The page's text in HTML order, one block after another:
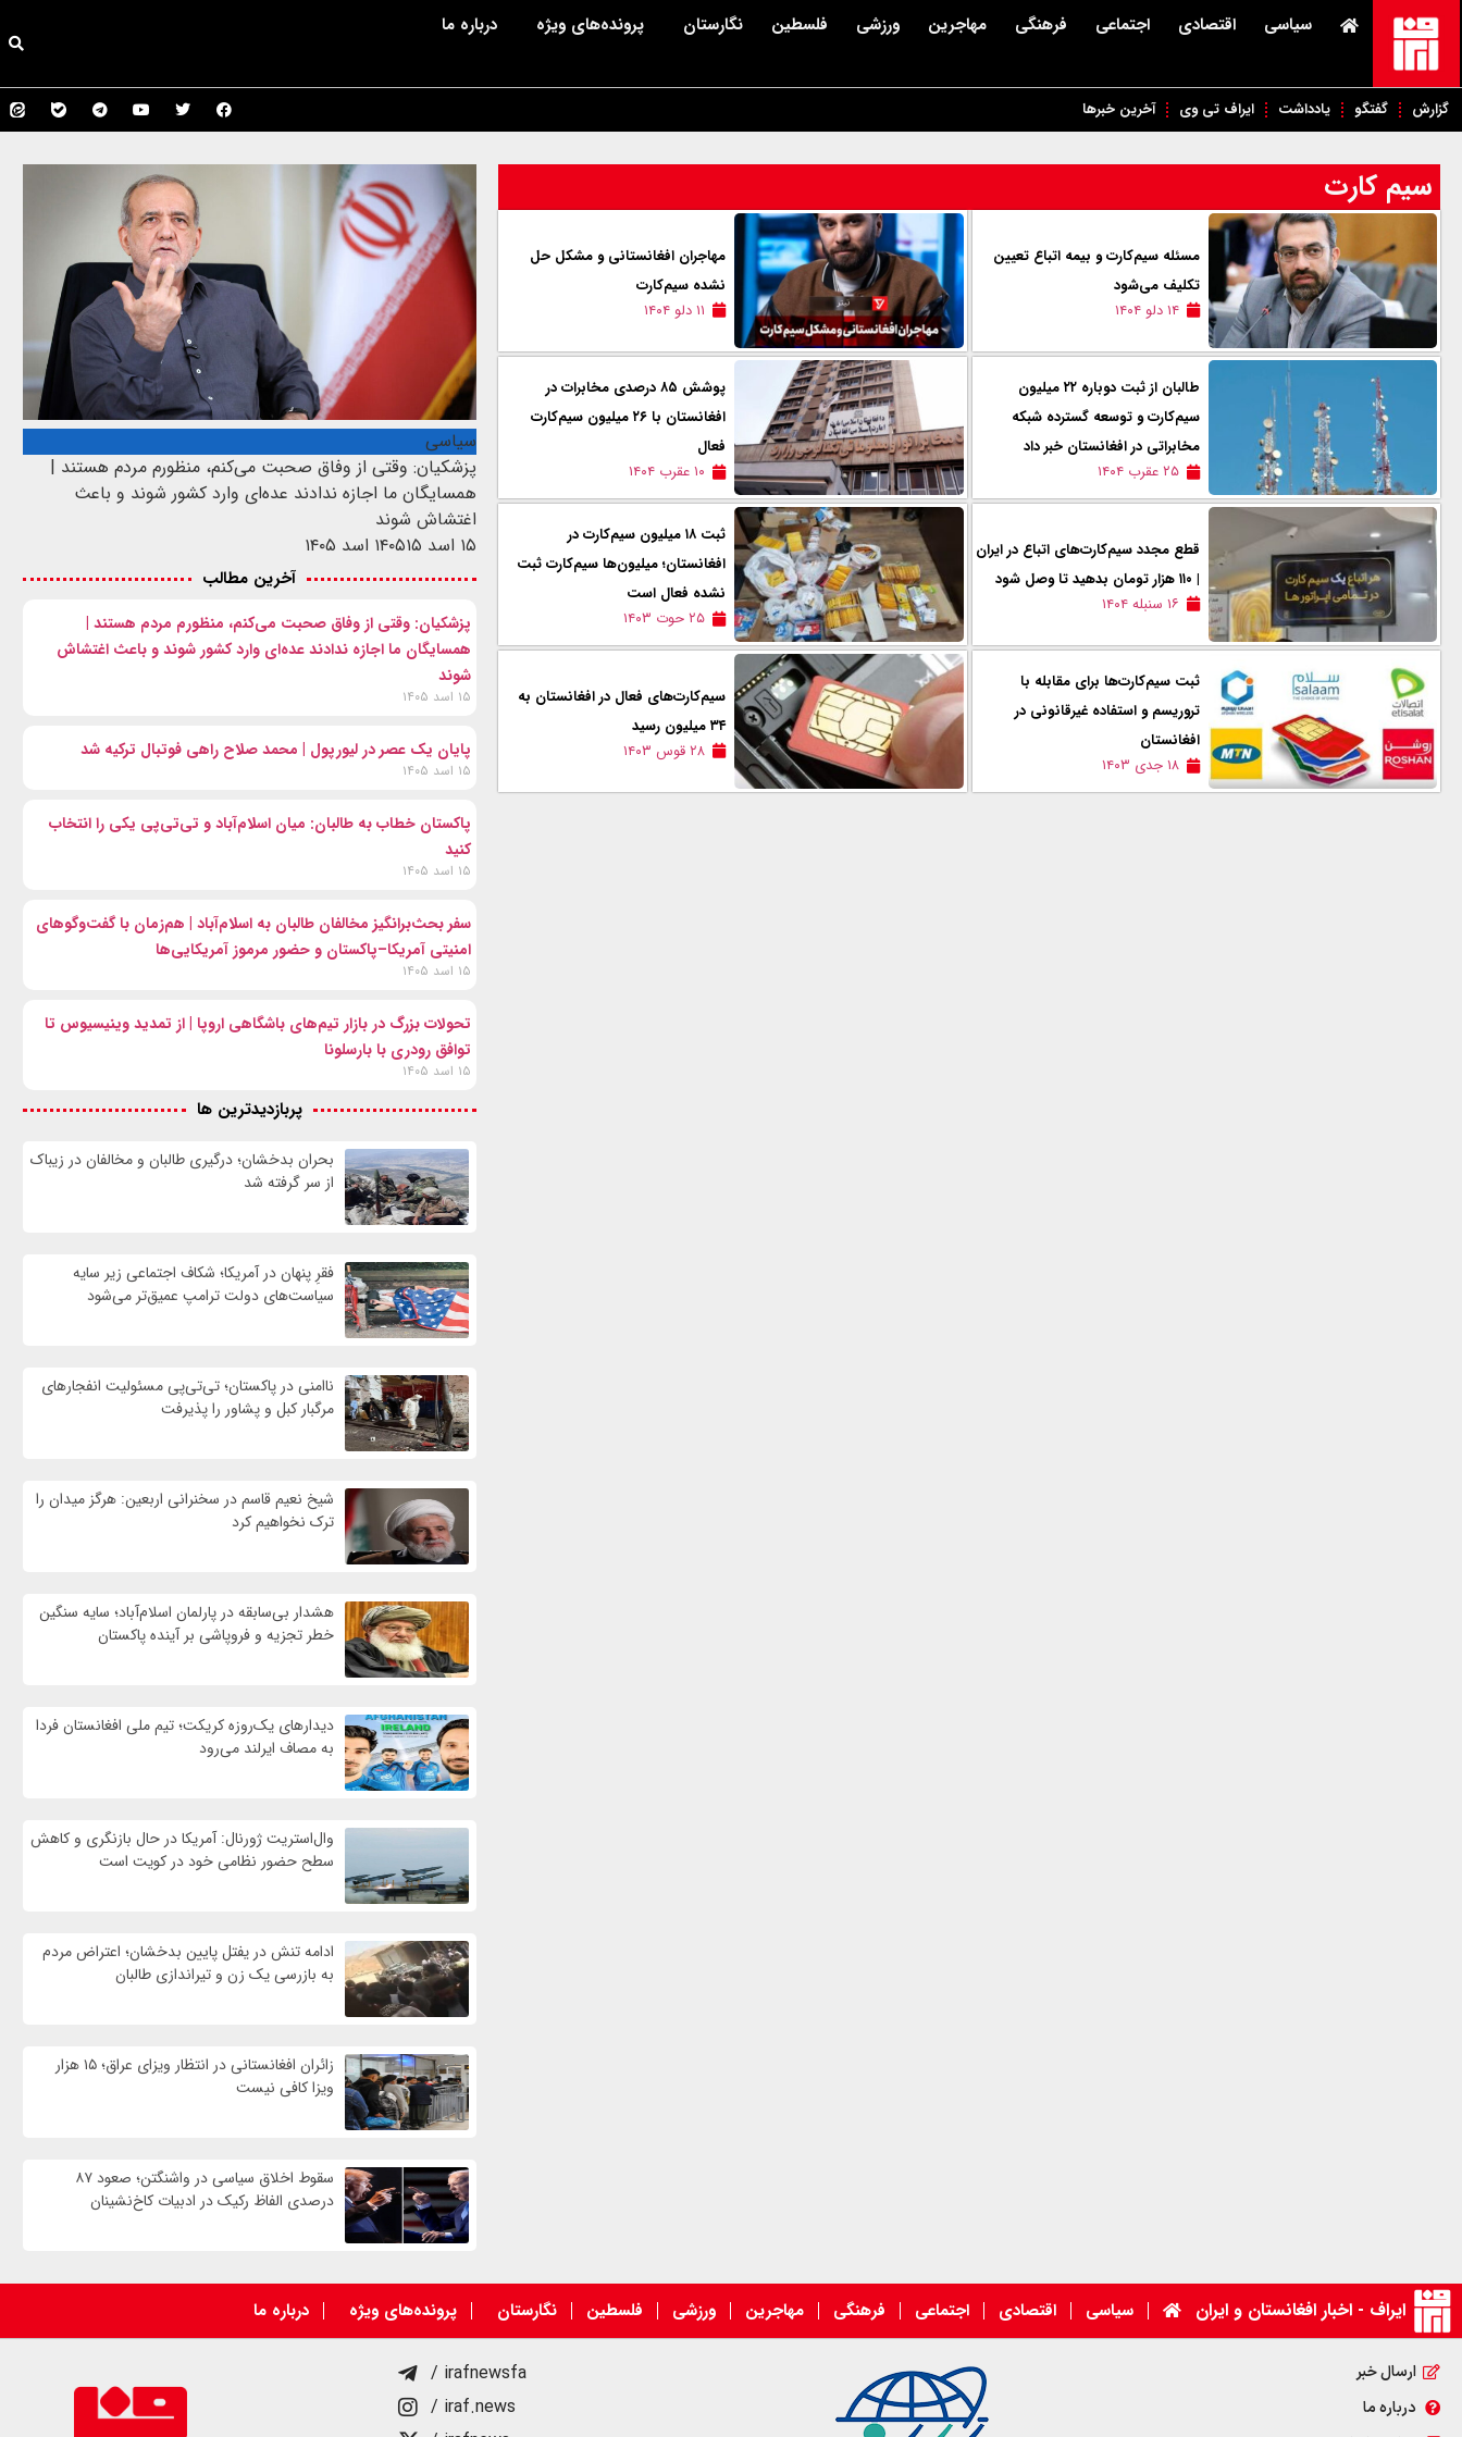
سیاسی اقتصادی اجتماعی فرهنگی مهاجرین ورزشی فلسطین نگارستان پرونده‌های ویژه درباره ما
گزارش گفتگو یادداشت ایراف تی وی آخرین خبرها
سیم کارت
مسئله سیم‌کارت و بیمه اتباع تعیین
تکلیف می‌شود
۱۴ دلو ۱۴۰۴
مهاجران افغانستانی و مشکل حل
نشده سیم‌کارت
۱۱ دلو ۱۴۰۴
طالبان از ثبت دوباره ۲۲ میلیون
سیم‌کارت و توسعه گسترده شبکه
مخابراتی در افغانستان خبر داد
۲۵ عقرب ۱۴۰۴
پوشش ۸۵ درصدی مخابرات در
افغانستان با ۲۶ میلیون سیم‌کارت
فعال
۱۰ عقرب ۱۴۰۴
قطع مجدد سیم‌کارت‌های اتباع در ایران
| ۱۱۰ هزار تومان بدهید تا وصل شود
۱۶ سنبله ۱۴۰۴
ثبت ۱۸ میلیون سیم‌کارت در
افغانستان؛ میلیون‌ها سیم‌کارت ثبت
نشده فعال است
۲۵ حوت ۱۴۰۳
ثبت سیم‌کارت‌ها برای مقابله با
تروریسم و استفاده غیرقانونی در
افغانستان
۱۸ جدی ۱۴۰۳
سیم‌کارت‌های فعال در افغانستان به
۳۴ میلیون رسید
۲۸ قوس ۱۴۰۳
سیاسی
پزشکیان: وقتی از وفاق صحبت می‌کنم، منظورم مردم هستند |
همسایگان ما اجازه ندادند عده‌ای وارد کشور شوند و باعث
اغتشاش شوند
۱۵ اسد ۱۴۰۵
۱۵ اسد ۱۴۰۵
آخرین مطالب
پزشکیان: وقتی از وفاق صحبت می‌کنم، منظورم مردم هستند |
همسایگان ما اجازه ندادند عده‌ای وارد کشور شوند و باعث اغتشاش
شوند
۱۵ اسد ۱۴۰۵
پایان یک عصر در لیورپول | محمد صلاح راهی فوتبال ترکیه شد
۱۵ اسد ۱۴۰۵
پاکستان خطاب به طالبان: میان اسلام‌آباد و تی‌تی‌پی یکی را انتخاب
کنید
۱۵ اسد ۱۴۰۵
سفر بحث‌برانگیز مخالفان طالبان به اسلام‌آباد | هم‌زمان با گفت‌وگوهای
امنیتی آمریکا–پاکستان و حضور مرموز آمریکایی‌ها
۱۵ اسد ۱۴۰۵
تحولات بزرگ در بازار تیم‌های باشگاهی اروپا | از تمدید وینیسیوس تا
توافق رودری با بارسلونا
۱۵ اسد ۱۴۰۵
پربازدیدترین ها
بحران بدخشان؛ درگیری طالبان و مخالفان در زیباک
از سر گرفته شد
فقرِ پنهان در آمریکا؛ شکاف اجتماعی زیر سایه
سیاست‌های دولت ترامپ عمیق‌تر می‌شود
ناامنی در پاکستان؛ تی‌تی‌پی مسئولیت انفجارهای
مرگبار کبل و پشاور را پذیرفت
شیخ نعیم قاسم در سخنرانی اربعین: هرگز میدان را
ترک نخواهیم کرد
هشدار بی‌سابقه در پارلمان اسلام‌آباد؛ سایه سنگین
خطر تجزیه و فروپاشی بر آینده پاکستان
دیدارهای یک‌روزه کریکت؛ تیم ملی افغانستان فردا
به مصاف ایرلند می‌رود
وال‌استریت ژورنال: آمریکا در حال بازنگری و کاهش
سطح حضور نظامی خود در کویت است
ادامه تنش در یفتل پایین بدخشان؛ اعتراض مردم
به بازرسی یک زن و تیراندازی طالبان
زائران افغانستانی در انتظار ویزای عراق؛ ۱۵ هزار
ویزا کافی نیست
سقوط اخلاق سیاسی در واشنگتن؛ صعود ۸۷
درصدی الفاظ رکیک در ادبیات کاخ‌نشینان
ایراف - اخبار افغانستان و ایران سیاسی اقتصادی اجتماعی فرهنگی مهاجرین ورزشی فلسطین نگارستان پرونده‌های ویژه درباره ما
ارسال خبر
درباره ما
/ irafnewsfa
/ iraf.news